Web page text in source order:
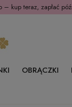
– kup teraz, zapłać
OBRĄCZKI